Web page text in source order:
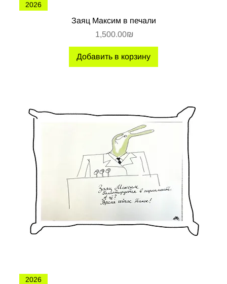
2026
Заяц Максим в печали
Цена
‏1,500.00 ‏₪
Добавить в корзину
2026